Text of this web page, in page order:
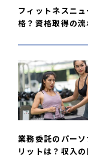
フィットネスニ
格？資格取得の流
業務委託のパー
リットは？収入